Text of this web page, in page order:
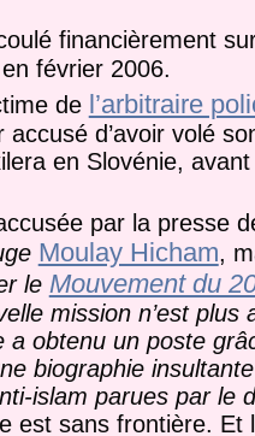
financièrement
février 2006.
de l’arbitraire
d’avoir volé
en Slovénie,
par la presse
Moulay Hicham,
le Mouvement du
mission n’est plus
obtenu un poste
biographie
islam parues par le
sans frontière. Et